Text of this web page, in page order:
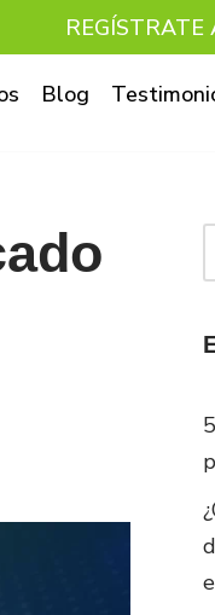
REGÍSTRATE
Blog